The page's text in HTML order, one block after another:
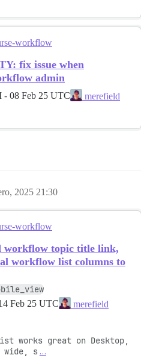
workflow
fix issue when
admin
- 08 Feb 25 UTC
merefield
2025 21:30
workflow
workflow topic title link,
workflow list columns to
Feb 25 UTC
merefield
works great on Desktop,
s …